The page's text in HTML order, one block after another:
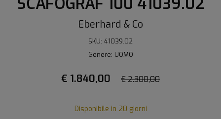
Eberhard & Co
SKU: 41039.02
Genere: UOMO
€ 1.840,00 € 2.300,00
Disponibile in 20 giorni